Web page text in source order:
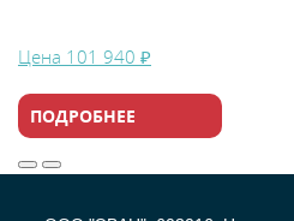
Цена 101 940 ₽
ПОДРОБНЕЕ